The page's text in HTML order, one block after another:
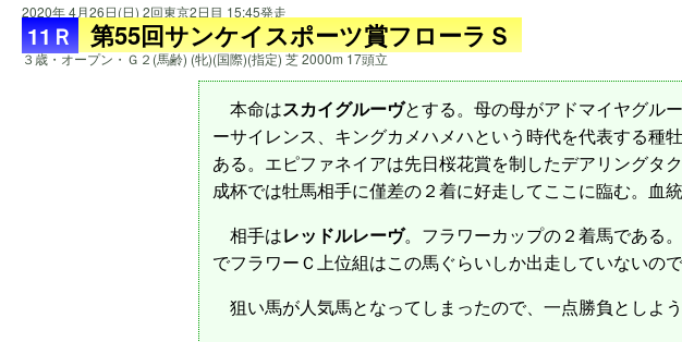
2020年 4月26日(日) 2回東京2日目 15:45発走
11Ｒ 第55回サンケイスポーツ賞フローラＳ
３歳・オープン・Ｇ２(馬齢) (牝)(国際)(指定) 芝 2000m 17頭立
本命はスカイグルーヴとする。母の母がアドマイヤグル
ーサイレンス、キングカメハメハという時代を代表する種
ある。エピファネイアは先日桜花賞を制したデアリングタ
成杯では牡馬相手に僅差の２着に好走してここに臨む。血
相手はレッドルレーヴ。フラワーカップの２着馬である
でフラワーＣ上位組はこの馬ぐらいしか出走していないので
狙い馬が人気馬となってしまったので、一点勝負としよう